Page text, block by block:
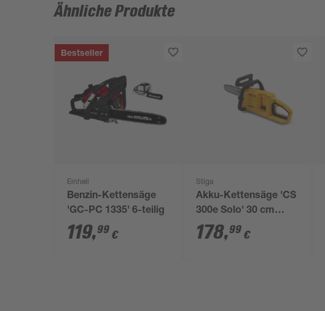
Ähnliche Produkte
Bestseller
Einhell
Benzin-Kettensäge
'GC-PC 1335' 6-teilig
119,99 €
Stiga
Akku-Kettensäge 'CS
300e Solo' 30 cm
ohne Akku und
Ladegerät
178,99 €